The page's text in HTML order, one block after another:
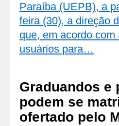
Paraíba (UEPB), a
feira (30), a direção
que, em acordo
usuários para…
Graduandos e
podem se
ofertado pelo